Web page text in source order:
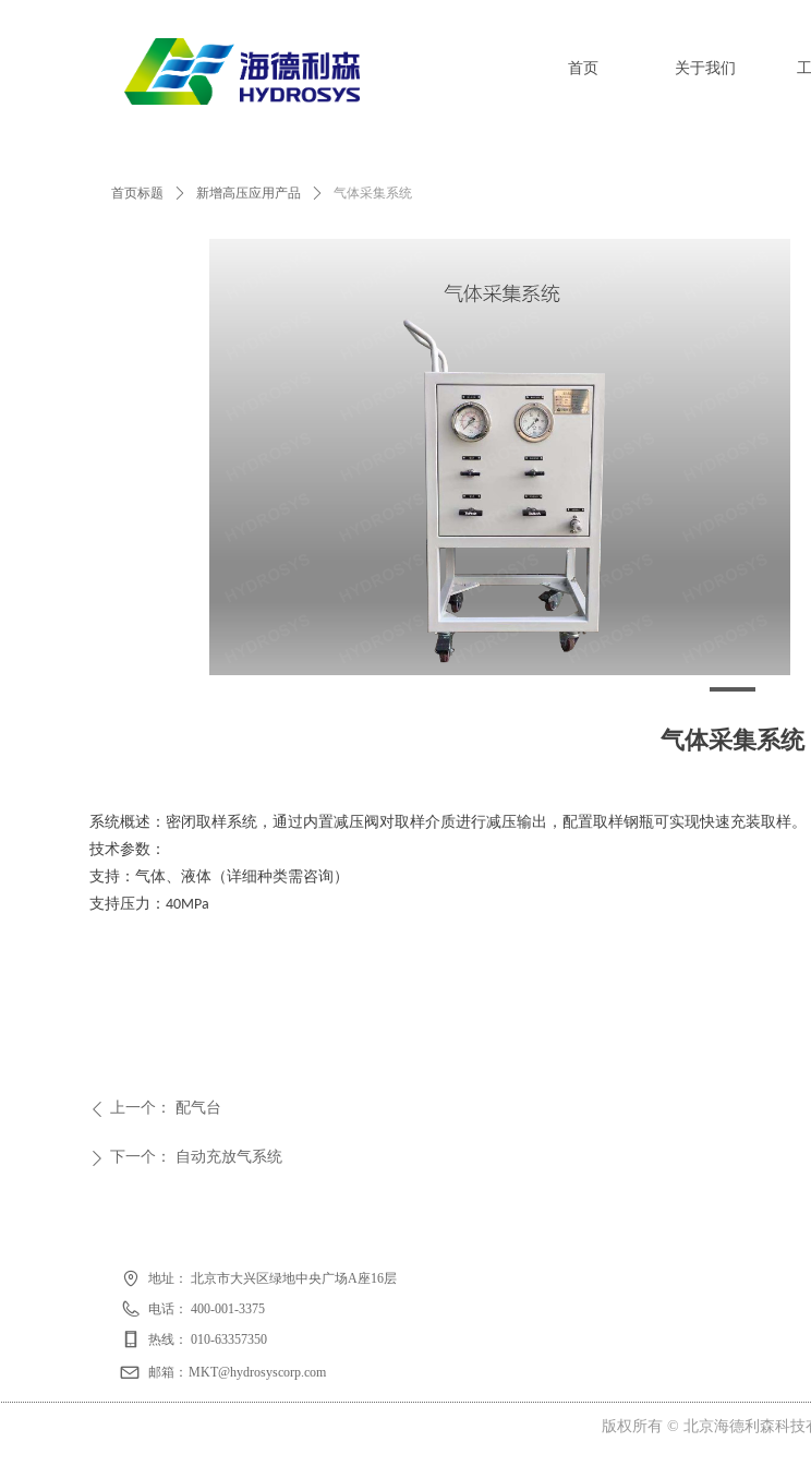
首页 关于我们
首页标题 ꄲ 新增高压应用产品 ꄲ 气体采集系统
气体采集系统
ꄴ 上一个： 配气台
ꄲ 下一个： 自动充放气系统
系统概述：密闭取样系统，通过内置减压阀对取样介质进行减压输出，配置取样钢瓶可实现快速充装取样。
技术参数：
支持：气体、液体（详细种类需咨询）
支持压力： 40MPa
地址： 北京市大兴区绿地中央广场A座16层
电话： 400-001-3375
热线： 010-63357350
邮箱： MKT@hydrosyscorp.com
版权所有 © 北京海德利森科技